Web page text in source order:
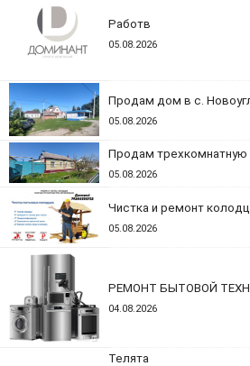
Работв
05.08.2026
Продам дом в с.
05.08.2026
Продам трехкомнатную
05.08.2026
Чистка и ремонт
05.08.2026
РЕМОНТ БЫТОВОЙ
04.08.2026
Телята